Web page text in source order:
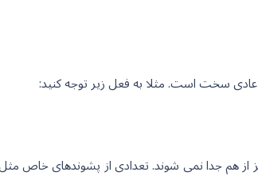
عادی سخت است. مثلا به فعل زیر توجه کنید: